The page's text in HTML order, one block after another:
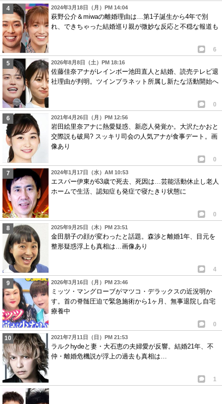
2024年3月18日（月）PM 14:04
萩野公介＆miwaの離婚理由は…第1子誕生から4年で別
れ、できちゃった結婚巡り親が微妙な反応と不穏な報道も
6
2026年8月8日（土）PM 18:16
佐藤佳奈アナがレインボー池田直人と結婚、読売テレビ退
社理由が判明。ツインプラネット所属し新たな活動開始へ
0
2021年4月26日（月）PM 12:56
岩田絵里奈アナに熱愛疑惑、新恋人発覚か。大沢たかおと
交際説も破局? スッキリ司会の人気アナが食事デート。画
像あり
0
2024年1月17日（水）AM 10:53
エスパー伊東が63歳で死去、死因は…芸能活動休止し老人
ホームで生活、認知症も発症で寝たきり状態に
0
2025年9月25日（木）PM 23:51
金田朋子の顔が変わったと話題。森渉と離婚1年、目元を
整形疑惑浮上も真相は…画像あり
4
2026年3月16日（月）PM 23:46
ミッツ・マングローブがマツコ・デラックスの近況明か
す。首の脊髄圧迫で緊急施術から1ヶ月、無事退院し自宅
療養中
0
2021年7月11日（日）PM 21:53
ラルクhydeと妻・大石恵の夫婦愛が反響。結婚21年、不
仲・離婚危機説が浮上の過去も真相は…
1